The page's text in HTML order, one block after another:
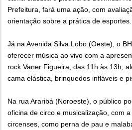
Prefeitura, fará uma ação, com
orientação sobre a prática de esportes.
Já na Avenida Silva Lobo (Oeste), o
oferecer música ao vivo com a
rock Vaner Figueira, das 11h às 13h,
cama elástica, brinquedos infláveis e
Na rua Araribá (Noroeste), o público
oficina de circo e musicalização, com
circenses, como perna de pau e